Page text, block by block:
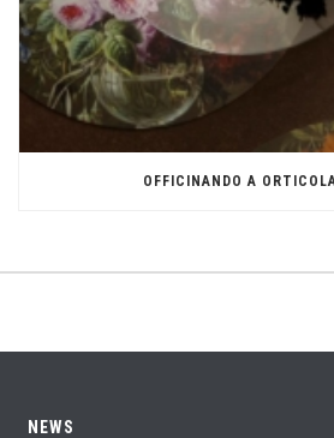
OFFICINANDO A
NEWS